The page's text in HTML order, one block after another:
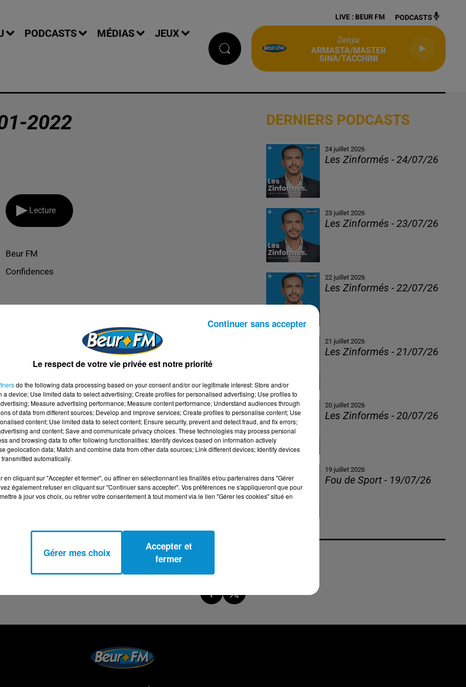
PODCASTS MÉDIAS JEUX
LIVE : BEUR FM PODCASTS
Denya
ARMASTA/MASTER
SINA/TACCHINI
2022
Lecture
Beur FM
Confidences
DERNIERS PODCASTS
24 juillet 2026
Les Zinformés - 24/07/26
23 juillet 2026
Les Zinformés - 23/07/26
22 juillet 2026
Les Zinformés - 22/07/26
21 juillet 2026
Les Zinformés - 21/07/26
20 juillet 2026
Les Zinformés - 20/07/26
19 juillet 2026
Fou de Sport - 19/07/26
Le respect de votre vie privée est notre priorité
do the following data processing based on your consent and/or our legitimate interest: Store and/or
a device; Use limited data to select advertising; Create profiles for personalised advertising; Use profiles to
Measure advertising performance; Measure content performance; Understand audiences through
of data from different sources; Develop and improve services; Create profiles to personalise content; Use
content; Use limited data to select content; Ensure security, prevent and detect fraud, and fix errors;
and content; Save and communicate privacy choices. These technologies may process personal
and browsing data to offer following functionalities: Identify devices based on information actively
geolocation data; Match and combine data from other data sources; Link different devices; Identify devices
automatically.
en cliquant sur "Accepter et fermer", ou affiner en sélectionnant les finalités et/ou partenaires dans "Gérer
également refuser en cliquant sur "Continuer sans accepter". Vos préférences ne s'appliqueront que pour
à jour vos choix, ou retirer votre consentement à tout moment via le lien "Gérer les cookies" situé en
Gérer mes choix
Accepter et
fermer
Continuer sans accepter